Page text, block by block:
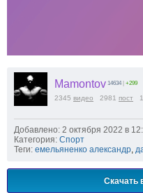
Mamontov 14634 +299
2345 видео 2981 пост
Добавлено: 2 октября 2022 в
Категория: Спорт
Теги: емельяненко александр,
Скачать